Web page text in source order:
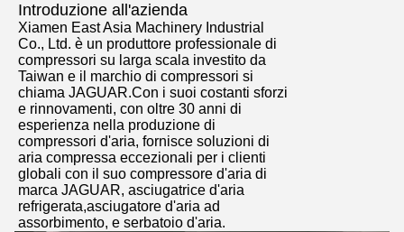
Introduzione all'azienda
Xiamen East Asia Machinery Industrial
Co., Ltd. è un produttore professionale di
compressori su larga scala investito da
Taiwan e il marchio di compressori si
chiama JAGUAR.Con i suoi costanti sforzi
e rinnovamenti, con oltre 30 anni di
esperienza nella produzione di
compressori d'aria, fornisce soluzioni di
aria compressa eccezionali per i clienti
globali con il suo compressore d'aria di
marca JAGUAR, asciugatrice d'aria
refrigerata,asciugatore d'aria ad
assorbimento, e serbatoio d'aria.